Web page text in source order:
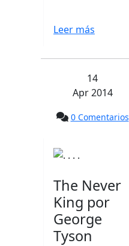
Leer más
14
Apr 2014
0 Comentarios
The Never
King por
George
Tyson